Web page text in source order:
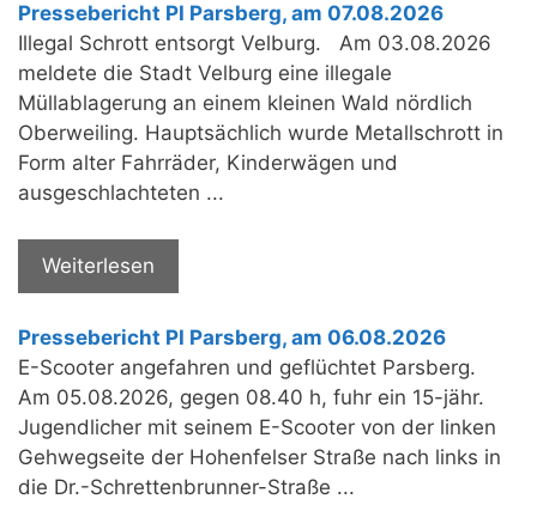
Pressebericht PI Parsberg, am 07.08.2026
Illegal Schrott entsorgt Velburg. Am 03.08.2026
meldete die Stadt Velburg eine illegale
Müllablagerung an einem kleinen Wald nördlich
Oberweiling. Hauptsächlich wurde Metallschrott in
Form alter Fahrräder, Kinderwägen und
ausgeschlachteten ...
Weiterlesen
Pressebericht PI Parsberg, am 06.08.2026
E-Scooter angefahren und geflüchtet Parsberg.
Am 05.08.2026, gegen 08.40 h, fuhr ein 15-jähr.
Jugendlicher mit seinem E-Scooter von der linken
Gehwegseite der Hohenfelser Straße nach links in
die Dr.-Schrettenbrunner-Straße ...